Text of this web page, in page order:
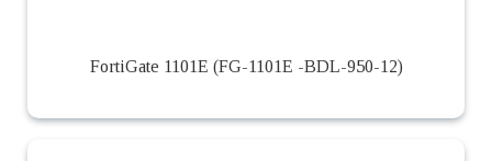
FortiGate 1101E (FG-1101E -BDL-950-12)